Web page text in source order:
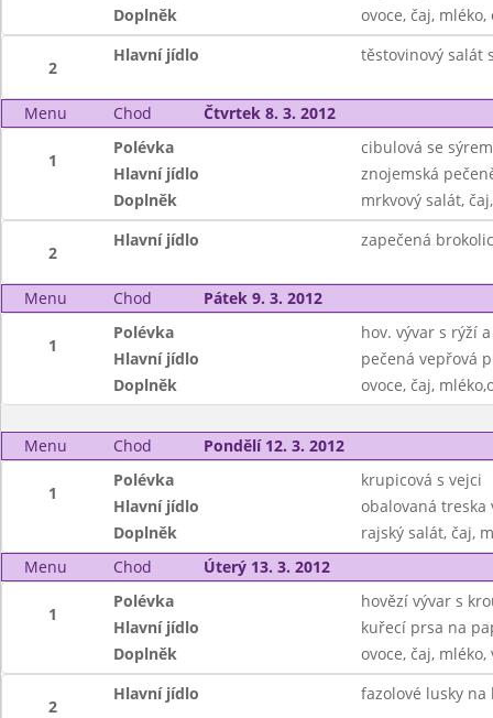
Doplněk
ovoce, čaj,
2
Hlavní jídlo těstovinový salát
Menu Chod Čtvrtek 8. 3. 2012
1
Polévka
cibulová se sýrem
Hlavní jídlo
znojemská
Doplněk
mrkvový salát,
2
Hlavní jídlo zapečená
Menu Chod Pátek 9. 3. 2012
1
Polévka
hov. vývar s rýží
Hlavní jídlo
pečená vepřová
Doplněk
ovoce, čaj,
Menu Chod Pondělí 12. 3. 2012
1
Polévka
krupicová s vejci
Hlavní jídlo
obalovaná
Doplněk
rajský salát, čaj,
Menu
Chod Úterý 13. 3. 2012
1
Polévka
hovězí vývar s
Hlavní jídlo
kuřecí prsa na
Doplněk
ovoce, čaj,
2
Hlavní jídlo fazolové lusky na